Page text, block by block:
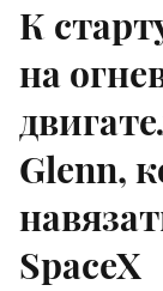
К
на
Glenn,
SpaceX